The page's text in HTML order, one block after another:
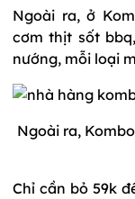
Ngoài ra, ở
cơm thịt sốt
nướng, mỗi loại
Ngoài ra,
Chỉ cần bỏ 59k